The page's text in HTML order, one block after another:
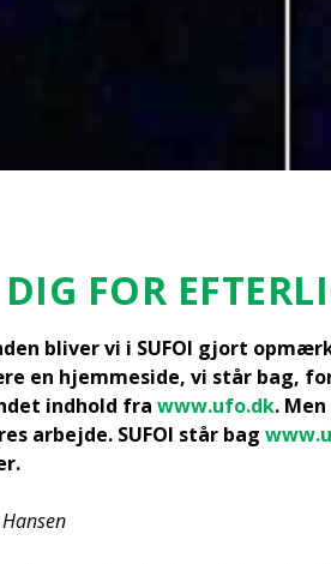
FOR
bli­ver vi i SUFOI gjort
en hjem­mesi­de, vi står bag,
ind­hold fra www.ufo.dk.
arbej­de. SUFOI står bag